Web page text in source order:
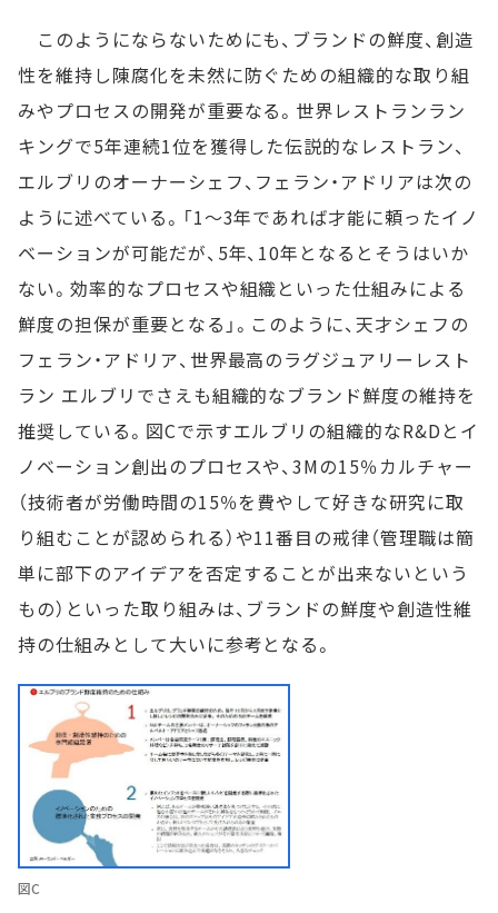
このようにならないためにも、ブランドの鮮度、創造
性を維持し陳腐化を未然に防ぐための組織的な取り組
みやプロセスの開発が重要なる。世界レストランラン
キングで5年連続1位を獲得した伝説的なレストラン、
エルブリのオーナーシェフ、フェラン・アドリアは次の
ように述べている。「1～3年であれば才能に頼ったイノ
ベーションが可能だが、5年、10年となるとそうはいか
ない。効率的なプロセスや組織といった仕組みによる
鮮度の担保が重要となる」。このように、天才シェフの
フェラン・アドリア、世界最高のラグジュアリーレスト
ラン エルブリでさえも組織的なブランド鮮度の維持を
推奨している。図Cで示すエルブリの組織的なR&Dとイ
ノベーション創出のプロセスや、3Mの15％カルチャー
（技術者が労働時間の15％を費やして好きな研究に取
り組むことが認められる）や11番目の戒律（管理職は簡
単に部下のアイデアを否定することが出来ないという
もの）といった取り組みは、ブランドの鮮度や創造性維
持の仕組みとして大いに参考となる。
図C